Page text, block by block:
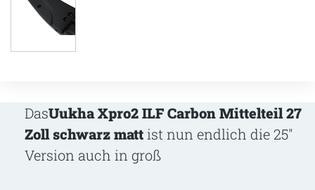
DasUukha Xpro2 ILF Carbon Mittelteil 27
Zoll schwarz mattist nun endlich die 25″
Version auch in groß